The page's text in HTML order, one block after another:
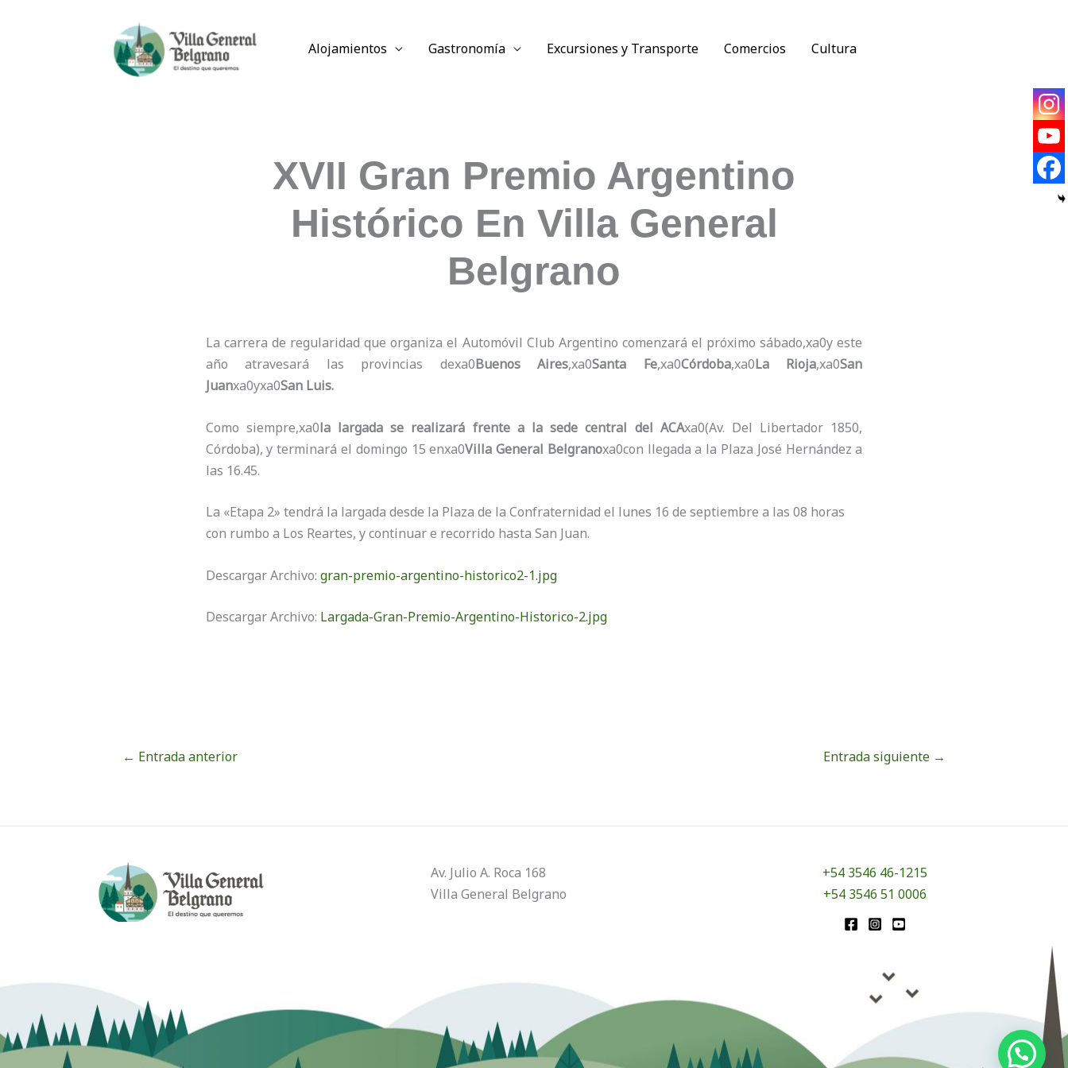
Alojamientos Gastronomía Excursiones y Transporte Comercios Cultura
XVII Gran Premio Argentino
Histórico En Villa General
Belgrano
La carrera de regularidad que organiza el Automóvil Club Argentino comenzará el próximo sábado,xa0y este
año atravesará las provincias dexa0Buenos Aires,xa0Santa Fe,xa0Córdoba,xa0La Rioja,xa0San
Juanxa0yxa0San Luis.
Como siempre,xa0la largada se realizará frente a la sede central del ACAxa0(Av. Del Libertador 1850,
Córdoba), y terminará el domingo 15 enxa0Villa General Belgranoxa0con llegada a la Plaza José Hernández a
las 16.45.
La «Etapa 2» tendrá la largada desde la Plaza de la Confraternidad el lunes 16 de septiembre a las 08 horas
con rumbo a Los Reartes, y continuar e recorrido hasta San Juan.
Descargar Archivo: gran-premio-argentino-historico2-1.jpg
Descargar Archivo: Largada-Gran-Premio-Argentino-Historico-2.jpg
← Entrada anterior Entrada siguiente →
Av. Julio A. Roca 168
Villa General Belgrano
+54 3546 46-1215
+54 3546 51 0006